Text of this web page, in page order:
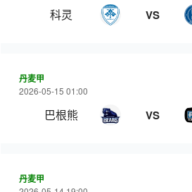
科灵 VS
丹麦甲
2026-05-15 01:00
巴根熊 VS
丹麦甲